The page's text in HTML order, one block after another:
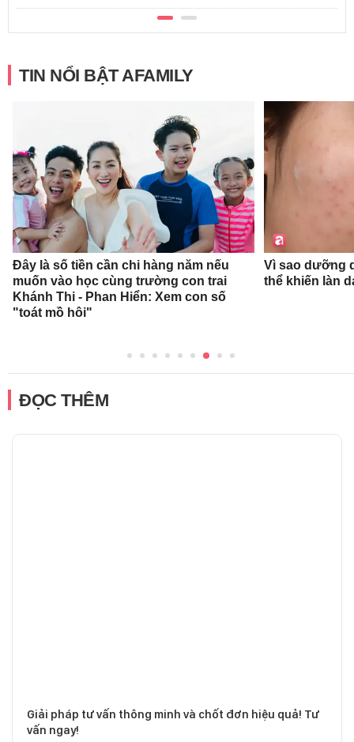
TIN NỔI BẬT AFAMILY
Đây là số tiền cần chi hàng năm nếu
muốn vào học cùng trường con trai
Khánh Thi - Phan Hiển: Xem con số
"toát mồ hôi"
Vì sao dưỡng
thể khiến làn
ĐỌC THÊM
Giải pháp tư vấn thông minh và chốt đơn hiệu quả! Tư
vấn ngay!